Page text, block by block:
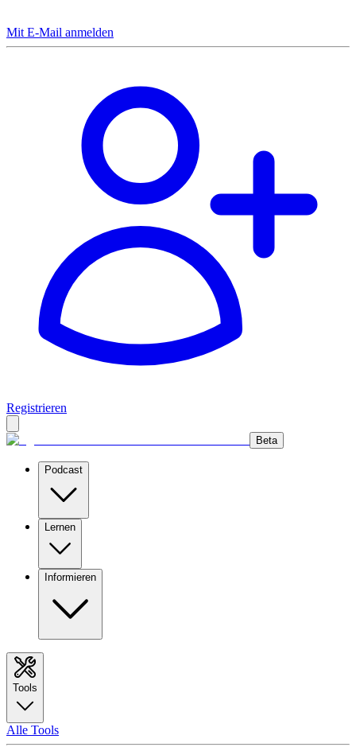
Mit E-Mail anmelden
Registrieren
Beta
Podcast
Lernen
Informieren
Tools
Alle Tools